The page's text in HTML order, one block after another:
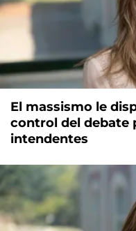
El massismo le
control del debate
intendentes